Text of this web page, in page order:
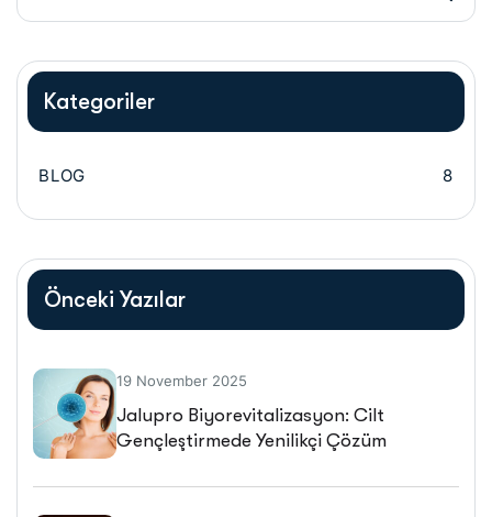
Kategoriler
BLOG 8
Önceki Yazılar
19 November 2025
Jalupro Biyorevitalizasyon: Cilt
Gençleştirmede Yenilikçi Çözüm